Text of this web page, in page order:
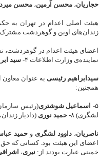
حجاریان، محسن آرمین، محسن
هیئت اصلی اعدام در تهران به
زندان‌های اوین و گوهردشت مشترک
اعضای هیئت اعدام در گوهردشت،
نماینده‌ی وزارت اطلاعات ۴-
سید
سید‌ابراهیم رئیسی به عنوان
همچنین:
۵- اسماعیل شوشتری(رئیس سازمان
لشگری) ۸-
حمید نوری (دادیار
ناصریان، داوود لشگری و حمید
اعضای این هیئت بود. کسانی که حق
خمینی عبارت بودند از: نیری،